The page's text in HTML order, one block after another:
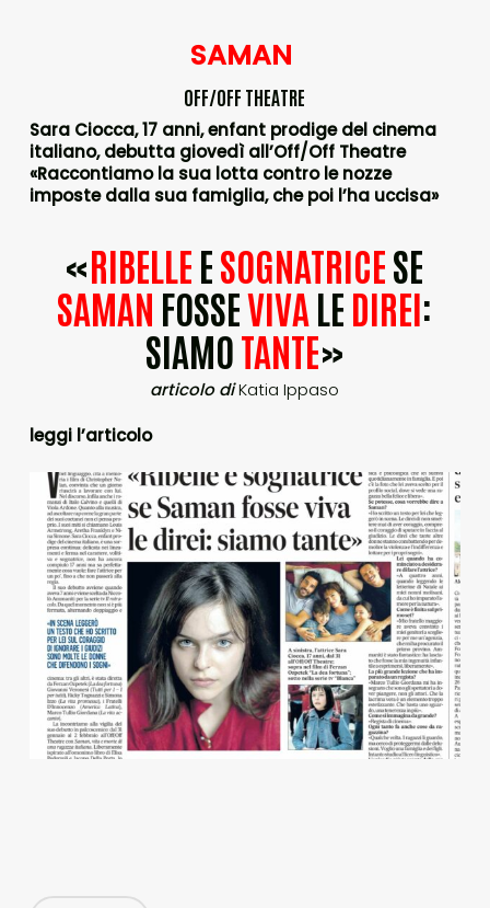
SAMAN
OFF/OFF THEATRE
Sara Ciocca, 17 anni, enfant prodige del cinema
italiano, debutta giovedì all’Off/Off Theatre
«Raccontiamo la sua lotta contro le nozze
imposte dalla sua famiglia, che poi l’ha uccisa»
«RIBELLEESOGNATRICESE
SAMAN FOSSEVIVALEDIREI:
SIAMOTANTE»
articolo diKatia Ippaso
leggi l’articolo